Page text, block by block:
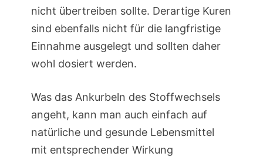
nicht übertreiben sollte. Derartige Kuren
sind ebenfalls nicht für die langfristige
Einnahme ausgelegt und sollten daher
wohl dosiert werden.
Was das Ankurbeln des Stoffwechsels
angeht, kann man auch einfach auf
natürliche und gesunde Lebensmittel
mit entsprechender Wirkung